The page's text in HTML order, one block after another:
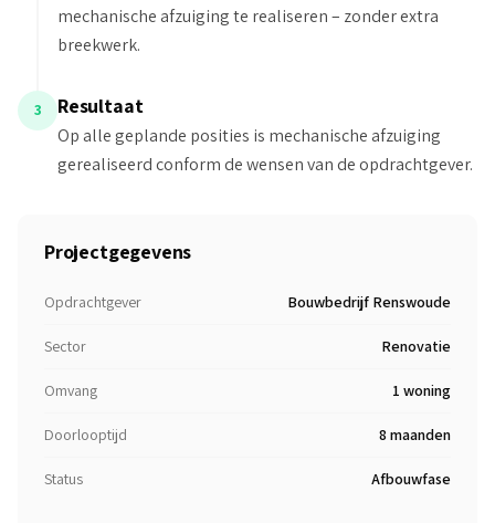
mechanische afzuiging te realiseren – zonder extra
breekwerk.
3 Resultaat
Op alle geplande posities is mechanische afzuiging
gerealiseerd conform de wensen van de opdrachtgever.
Projectgegevens
Opdrachtgever Bouwbedrijf Renswoude
Sector Renovatie
Omvang 1 woning
Doorlooptijd 8 maanden
Status Afbouwfase